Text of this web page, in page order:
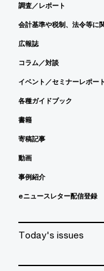
調査／レポート
会計基準や税制、法令等に
広報誌
コラム／対談
イベント／セミナーレポート
各種ガイドブック
書籍
寄稿記事
動画
事例紹介
eニュースレター配信登録
Today's issues